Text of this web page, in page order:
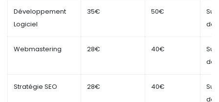
Développement
Logiciel
35€ 50€
Sur
Webmastering 28€ 40€
Sur
Stratégie SEO 28€ 40€
Sur